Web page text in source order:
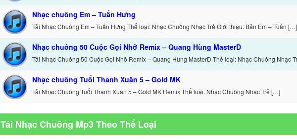
Nhạc chuông Em – Tuấn Hưng
Tải Nhạc Chuông Em – Tuấn Hưng Thể loại: Nhạc Chuông Nhạc Trẻ Giới thiệu: Bản Em – Tuấn […]
Nhạc chuông 50 Cuộc Gọi Nhỡ Remix – Quang Hùng MasterD
Tải Nhạc Chuông 50 Cuộc Gọi Nhỡ Remix – Quang Hùng MasterD Thể loại: Nhạc Chuông Nhạc
Nhạc chuông Tuổi Thanh Xuân 5 – Gold MK
Tải Nhạc Chuông Tuổi Thanh Xuân 5 – Gold MK Remix Thể loại: Nhạc Chuông Nhạc Trẻ […]
Tải Nhạc Chuông Mp3 Theo Thể Loại